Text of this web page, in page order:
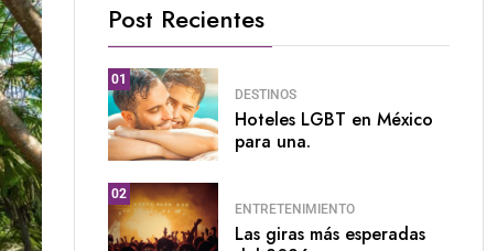
Post Recientes
01
DESTINOS
Hoteles LGBT en México
para una.
02
ENTRETENIMIENTO
Las giras más esperadas